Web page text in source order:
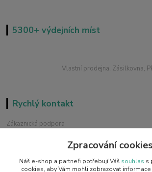
5300+ výdejních míst
Vlastní prodejna, Zásilkovna,
Rychlý kontakt
Zákaznická podpora
Chat / Online podpora - 24/7
info@emobilky.cz
Zpracování cookies
Náš e-shop a partneři potřebují Váš souhlas s
cookies, aby Vám mohli zobrazovat informace